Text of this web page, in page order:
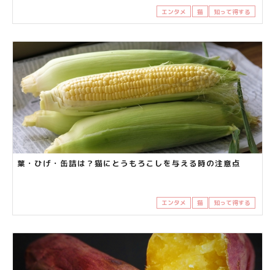
エンタメ 猫 知って得する
葉・ひげ・缶詰は？猫にとうもろこしを与える時の注意点
エンタメ 猫 知って得する